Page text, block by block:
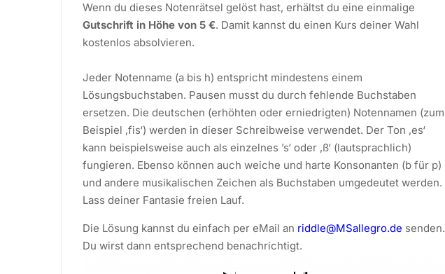
Wenn du dieses Notenrätsel gelöst hast, erhältst du eine einmalige
Gutschrift in Höhe von 5 €. Damit kannst du einen Kurs deiner Wahl
kostenlos absolvieren.
Jeder Notenname (a bis h) entspricht mindestens einem
Lösungsbuchstaben. Pausen musst du durch fehlende Buchstaben
ersetzen. Die deutschen (erhöhten oder erniedrigten) Notennamen (zum
Beispiel ‚fis‘) werden in dieser Schreibweise verwendet. Der Ton ‚es‘
kann beispielsweise auch als einzelnes ’s‘ oder ‚ß‘ (lautsprachlich)
fungieren. Ebenso können auch weiche und harte Konsonanten (b für p)
und andere musikalischen Zeichen als Buchstaben umgedeutet werden.
Lass deiner Fantasie freien Lauf.
Die Lösung kannst du einfach per eMail an riddle@MSallegro.de senden.
Du wirst dann entsprechend benachrichtigt.